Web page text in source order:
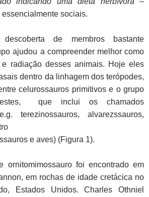
sociais.
descoberta de membros bastante
ajudou a compreender melhor como
radiação desses animais. Hoje eles
dentro da linhagem dos terópodes,
celurossauros primitivos e o grupo
que inclui os chamados
terezinossauros, alvarezssauros,
e aves) (Figura 1).
ornitomimossauro foi encontrado em
em rochas de idade cretácica no
Estados Unidos. Charles Othniel